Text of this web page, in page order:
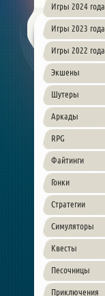
Игры 2024 года
Игры 2023 года
Игры 2022 года
Экшены
Шутеры
Аркады
RPG
Файтинги
Гонки
Стратегии
Симуляторы
Квесты
Песочницы
Приключения